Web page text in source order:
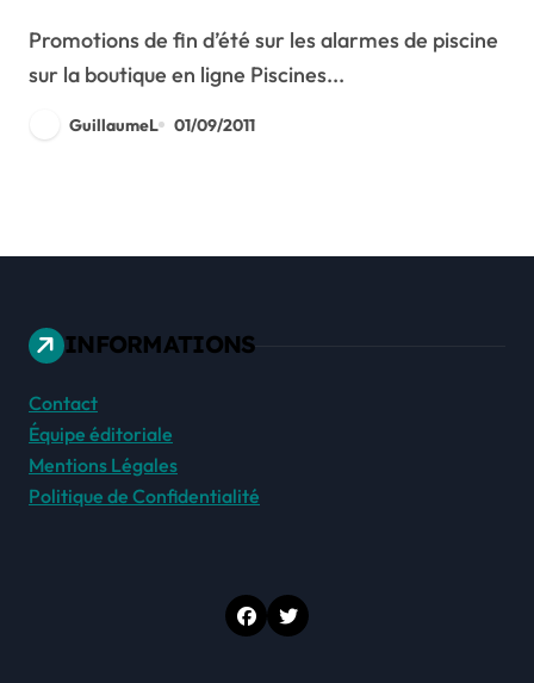
Promotions de fin d’été sur les alarmes de piscine
sur la boutique en ligne Piscines...
GuillaumeL 01/09/2011
INFORMATIONS
Contact
Équipe éditoriale
Mentions Légales
Politique de Confidentialité